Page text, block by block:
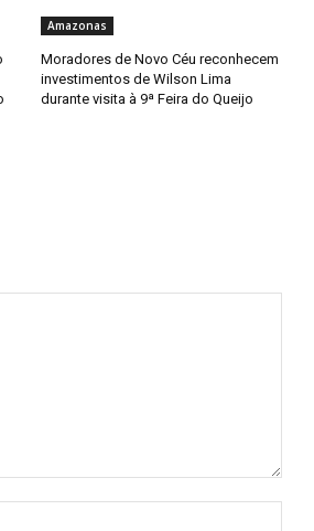
Amazonas
Moradores de Novo Céu reconhecem
investimentos de Wilson Lima
durante visita à 9ª Feira do Queijo